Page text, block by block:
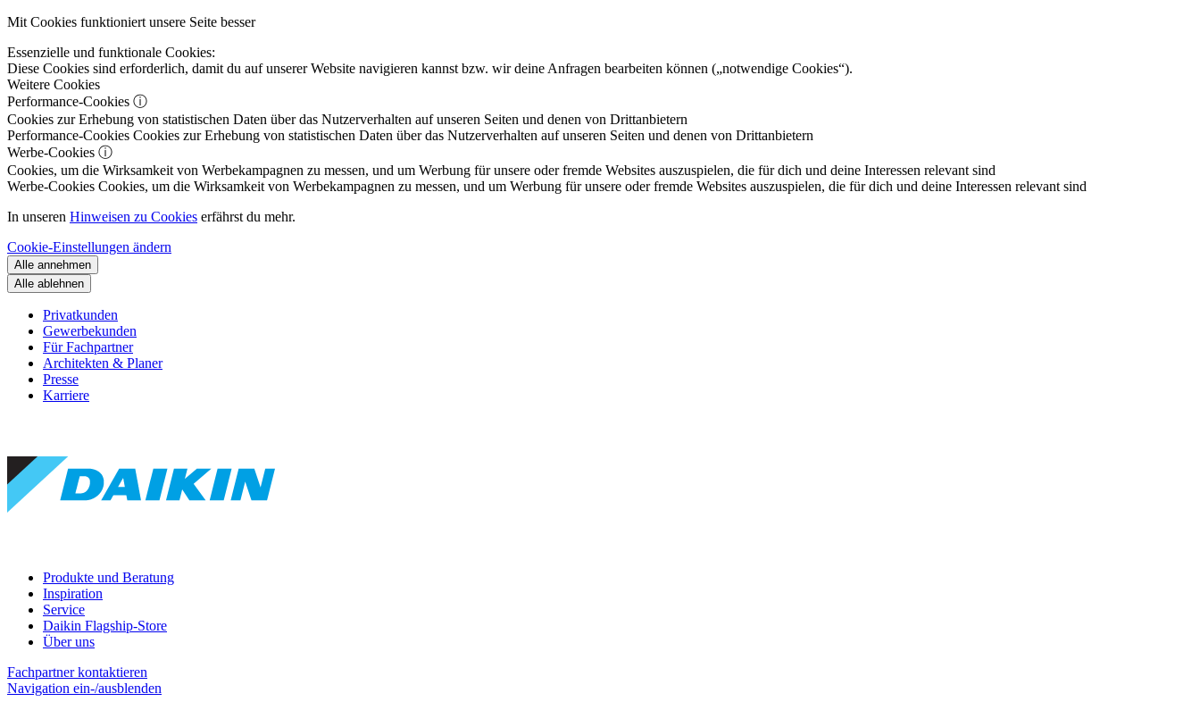
Mit Cookies funktioniert unsere Seite besser
Essenzielle und funktionale Cookies:
Diese Cookies sind erforderlich, damit du auf unserer Website navigieren kannst bzw. wir deine Anfragen bearbeiten können („notwendige Cookies“).
Weitere Cookies
Performance-Cookies ⓘ
Cookies zur Erhebung von statistischen Daten über das Nutzerverhalten auf unseren Seiten und denen von Drittanbietern
Performance-Cookies Cookies zur Erhebung von statistischen Daten über das Nutzerverhalten auf unseren Seiten und denen von Drittanbietern
Werbe-Cookies ⓘ
Cookies, um die Wirksamkeit von Werbekampagnen zu messen, und um Werbung für unsere oder fremde Websites auszuspielen, die für dich und deine Interessen relevant sind
Werbe-Cookies Cookies, um die Wirksamkeit von Werbekampagnen zu messen, und um Werbung für unsere oder fremde Websites auszuspielen, die für dich und deine Interessen relevant sind
In unseren Hinweisen zu Cookies erfährst du mehr.
Cookie-Einstellungen ändern
Alle annehmen
Alle ablehnen
Privatkunden
Gewerbekunden
Für Fachpartner
Architekten & Planer
Presse
Karriere
Produkte und Beratung
Inspiration
Service
Daikin Flagship-Store
Über uns
Fachpartner kontaktieren
Navigation ein-/ausblenden